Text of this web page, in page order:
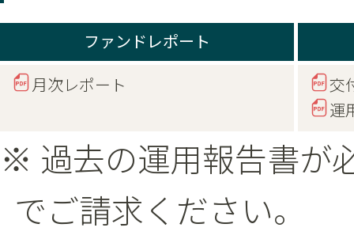
ファンドレポート
月次レポート
交
運
※ 過去の運用報告書が
でご請求ください。